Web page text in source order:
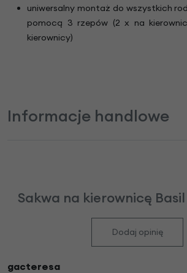
uniwersalny montaż do wszystkich
pomocą 3 rzepów (2 x na
kierownicy)
Informacje handlowe
Sakwa na kierownicę
Dodaj opinię
gacteresa